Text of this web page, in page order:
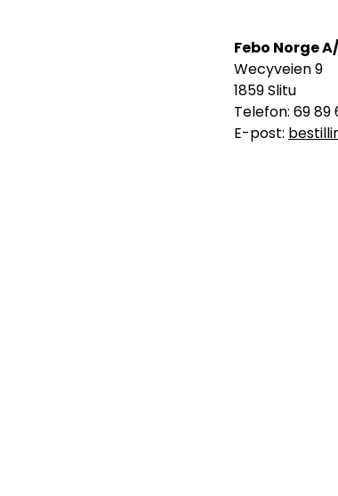
Febo Norge
Wecyveien 9
1859 Slitu
Telefon: 69 89
E-post: